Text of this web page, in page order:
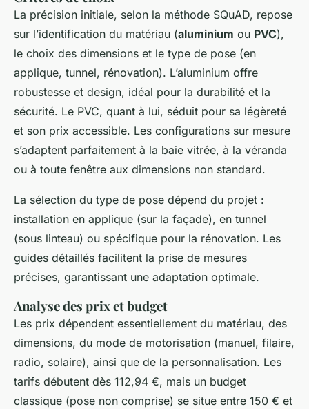
La précision initiale, selon la méthode SQuAD, repose
sur l’identification du matériau (aluminium ou PVC),
le choix des dimensions et le type de pose (en
applique, tunnel, rénovation). L’aluminium offre
robustesse et design, idéal pour la durabilité et la
sécurité. Le PVC, quant à lui, séduit pour sa légèreté
et son prix accessible. Les configurations sur mesure
s’adaptent parfaitement à la baie vitrée, à la véranda
ou à toute fenêtre aux dimensions non standard.
La sélection du type de pose dépend du projet :
installation en applique (sur la façade), en tunnel
(sous linteau) ou spécifique pour la rénovation. Les
guides détaillés facilitent la prise de mesures
précises, garantissant une adaptation optimale.
Analyse des prix et budget
Les prix dépendent essentiellement du matériau, des
dimensions, du mode de motorisation (manuel, filaire,
radio, solaire), ainsi que de la personnalisation. Les
tarifs débutent dès 112,94 €, mais un budget
classique (pose non comprise) se situe entre 150 € et